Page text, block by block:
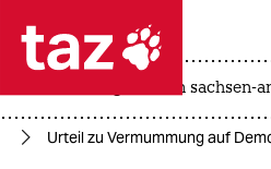
 taz zahl ich
taz zahl ich
landtagswahl in sachsen-
Urteil zu Vermummung auf